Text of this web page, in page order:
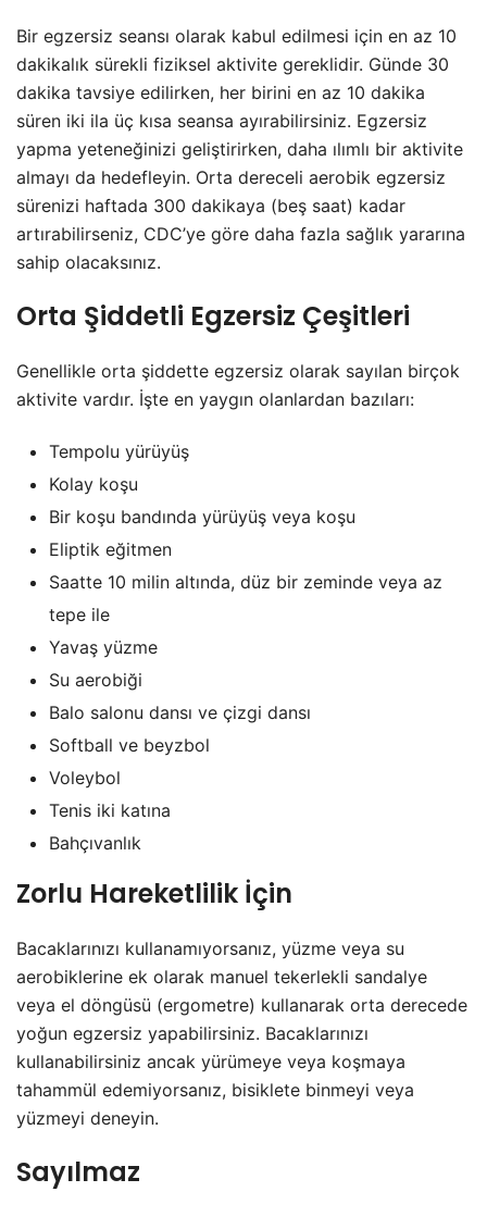
Bir egzersiz seansı olarak kabul edilmesi için en az 10
dakikalık sürekli fiziksel aktivite gereklidir. Günde 30
dakika tavsiye edilirken, her birini en az 10 dakika
süren iki ila üç kısa seansa ayırabilirsiniz. Egzersiz
yapma yeteneğinizi geliştirirken, daha ılımlı bir aktivite
almayı da hedefleyin. Orta dereceli aerobik egzersiz
sürenizi haftada 300 dakikaya (beş saat) kadar
artırabilirseniz, CDC’ye göre daha fazla sağlık yararına
sahip olacaksınız.
Orta Şiddetli Egzersiz Çeşitleri
Genellikle orta şiddette egzersiz olarak sayılan birçok
aktivite vardır. İşte en yaygın olanlardan bazıları:
Tempolu yürüyüş
Kolay koşu
Bir koşu bandında yürüyüş veya koşu
Eliptik eğitmen
Saatte 10 milin altında, düz bir zeminde veya az
tepe ile
Yavaş yüzme
Su aerobiği
Balo salonu dansı ve çizgi dansı
Softball ve beyzbol
Voleybol
Tenis iki katına
Bahçıvanlık
Zorlu Hareketlilik İçin
Bacaklarınızı kullanamıyorsanız, yüzme veya su
aerobiklerine ek olarak manuel tekerlekli sandalye
veya el döngüsü (ergometre) kullanarak orta derecede
yoğun egzersiz yapabilirsiniz. Bacaklarınızı
kullanabilirsiniz ancak yürümeye veya koşmaya
tahammül edemiyorsanız, bisiklete binmeyi veya
yüzmeyi deneyin.
Sayılmaz